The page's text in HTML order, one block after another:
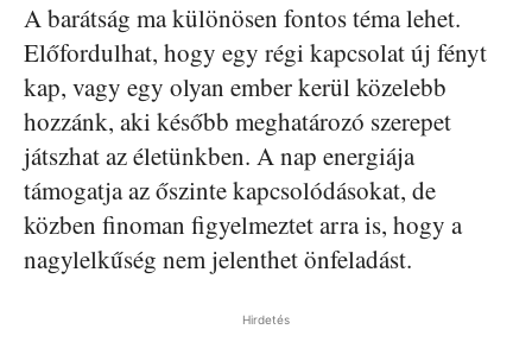
A barátság ma különösen fontos téma lehet.
Előfordulhat, hogy egy régi kapcsolat új fényt
kap, vagy egy olyan ember kerül közelebb
hozzánk, aki később meghatározó szerepet
játszhat az életünkben. A nap energiája
támogatja az őszinte kapcsolódásokat, de
közben finoman figyelmeztet arra is, hogy a
nagylelkűség nem jelenthet önfeladást.
Hirdetés